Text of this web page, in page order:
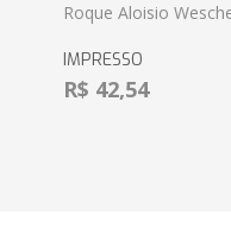
Roque Aloisio
IMPRESSO
R$ 42,54